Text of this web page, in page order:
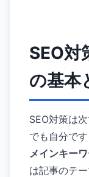
SEO対
の基本
SEO対策は
でも自分で
メインキー
は記事のテ